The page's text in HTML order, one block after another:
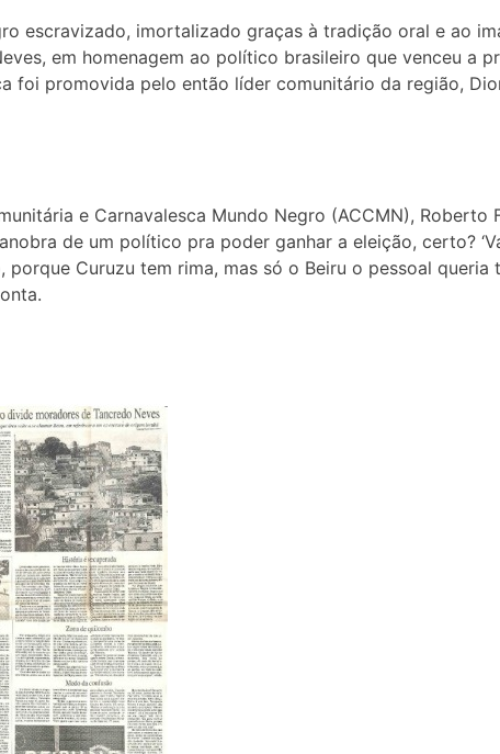
escravizado, imortalizado graças à tradição oral e ao
em homenagem ao político brasileiro que venceu a
foi promovida pelo então líder comunitário da região,
e Carnavalesca Mundo Negro (ACCMN),
de um político pra poder ganhar a eleição, certo?
Curuzu tem rima, mas só o Beiru o pessoal